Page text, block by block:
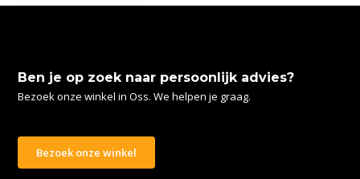
Ben je op zoek naar persoonlijk advies?
Bezoek onze winkel in Oss. We helpen je graag.
Bezoek onze winkel